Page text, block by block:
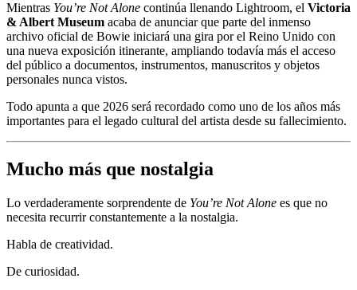
Mientras You’re Not Alone continúa llenando Lightroom, el Victoria
& Albert Museum acaba de anunciar que parte del inmenso
archivo oficial de Bowie iniciará una gira por el Reino Unido con
una nueva exposición itinerante, ampliando todavía más el acceso
del público a documentos, instrumentos, manuscritos y objetos
personales nunca vistos.
Todo apunta a que 2026 será recordado como uno de los años más
importantes para el legado cultural del artista desde su fallecimiento.
Mucho más que nostalgia
Lo verdaderamente sorprendente de You’re Not Alone es que no
necesita recurrir constantemente a la nostalgia.
Habla de creatividad.
De curiosidad.